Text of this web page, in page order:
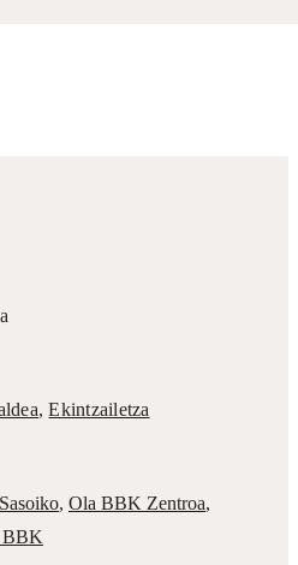
,Ekintzailetza
, Ola BBK Zentroa,
BBK